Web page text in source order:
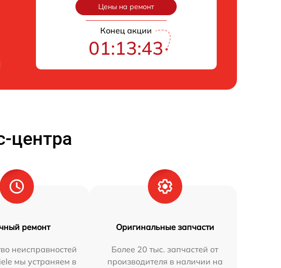
Цены на ремонт
Конец акции
01:13:42
центра
ремонт
неисправностей
мы устраняем в
Оригинальные запчасти
Более 20 тыс. запчастей от
производителя в наличии на